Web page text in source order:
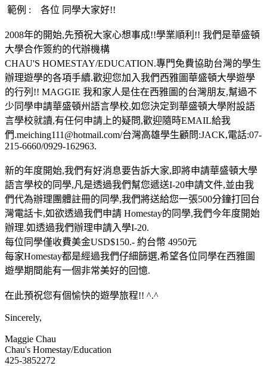
範例 : 各位 同學大家好!!
2008年的開始,先預祝大家心想事成!!學業順利!! 我們是華盛頓
大學合作簽約的代辦機構
CHAU'S HOMESTAY/EDUCATION.專門免費協助台灣的學生
辦理遊學的各項手續.歡迎您加入我們西雅圖華盛頓大學遊學
的行列!! MAGGIE 我和家人是住在西雅圖的台灣朋友,幫過不
少同學申請華盛頓州語言學校,如您決定到華盛頓大學附設語
言學校就讀,有任何申請上的疑問,歡迎隨時EMAIL給我
們.meiching111@hotmail.com/台灣高雄學生顧問:JACK,電話:07-
215-6660/0929-162963.
新的年度開始,我們有好消息要告訴大家,即將申請華盛頓大學
語言學校的同學,凡是透過我們幫您遞送I-20申請文件,並由我
們代為辦理團體註冊的同學,我們將送給您一張500分鐘打回台
灣電話卡,如欲透過我們申請 Homestay的同學,我們今年度開始
辦理.如透過我們辦理申請入學I-20.
每位同學僅收費美金USD$150.- 約台幣 4950元
每家Homestay都是經過我們仔細篩選,希望各位同學在西雅圖
遊學期間能有一個非常美好的回憶.
在此預祝您有個愉快的遊學旅程!! ^.^
Sincerely,
Maggie Chau
Chau's Homestay/Education
425-3852272